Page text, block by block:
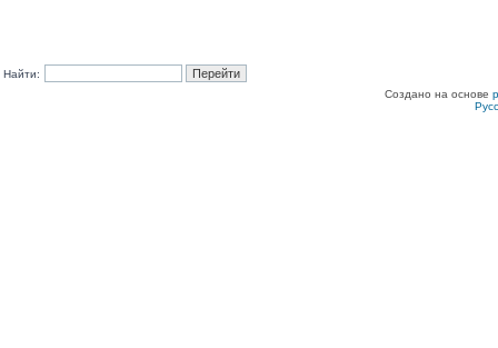
Найти:
Создано на основе